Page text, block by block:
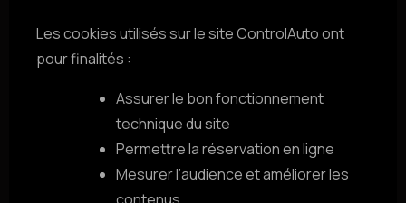
Les cookies utilisés sur le site ControlAuto ont
pour finalités :
Assurer le bon fonctionnement
technique du site
Permettre la réservation en ligne
Mesurer l’audience et améliorer les